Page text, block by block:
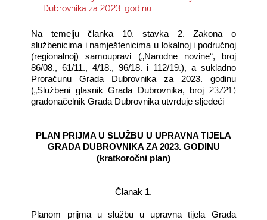
Dubrovnika za 2023. godinu
Na temelju članka 10. stavka 2. Zakona o
službenicima i namještenicima u lokalnoj i područnoj
(regionalnoj) samoupravi („Narodne novine“, broj
86/08., 61/11., 4/18., 96/18. i 112/19.), a sukladno
Proračunu Grada Dubrovnika za 2023. godinu
(„Službeni glasnik Grada Dubrovnika, broj 23/21.)
gradonačelnik Grada Dubrovnika utvrđuje sljedeći
PLAN PRIJMA U SLUŽBU U UPRAVNA TIJELA
GRADA DUBROVNIKA ZA 2023. GODINU
(kratkoročni plan)
Članak 1.
Planom prijma u službu u upravna tijela Grada